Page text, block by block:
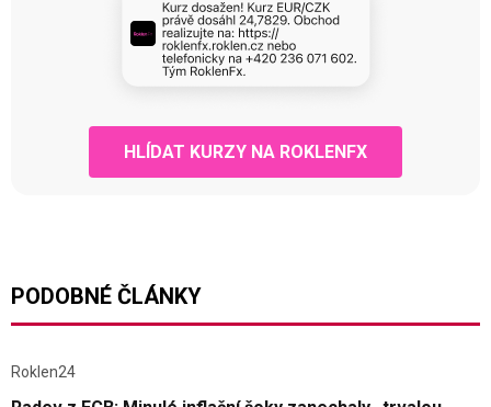
HLÍDAT KURZY NA ROKLENFX
PODOBNÉ ČLÁNKY
Roklen24